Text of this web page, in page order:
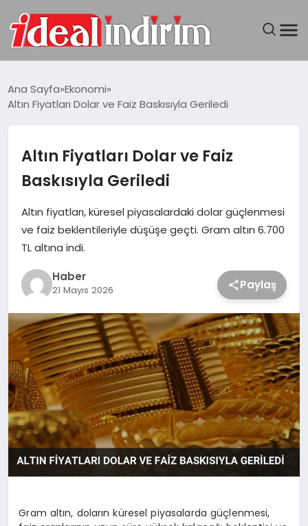
BILGISAYAR
DÜNYA
SEYAHAT
TEKNOLOJI
YAŞAM
Ana Sayfa Ekonomi
Altın Fiyatları Dolar ve Faiz Baskısıyla Geriledi
Altın Fiyatları Dolar ve Faiz
Baskısıyla Geriledi
Altın fiyatları, küresel piyasalardaki dolar güçlenmesi
ve faiz beklentileriyle düşüşe geçti. Gram altın 6.700
TL altına indi.
Haber
21 Mayıs 2026 Paylaş
Gram altın, doların küresel piyasalarda güçlenmesi,